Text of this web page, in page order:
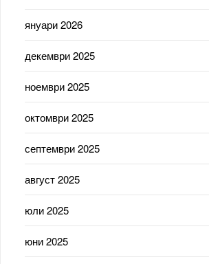
януари 2026
декември 2025
ноември 2025
октомври 2025
септември 2025
август 2025
юли 2025
юни 2025